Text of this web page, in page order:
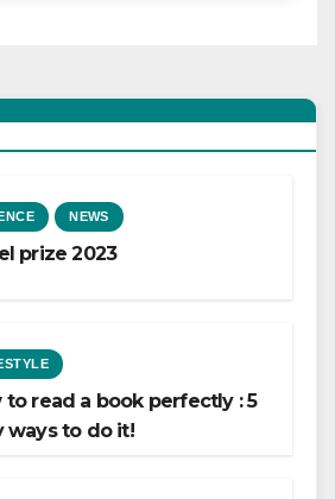
NEWS
prize 2023
to read a book perfectly : 5
ways to do it!